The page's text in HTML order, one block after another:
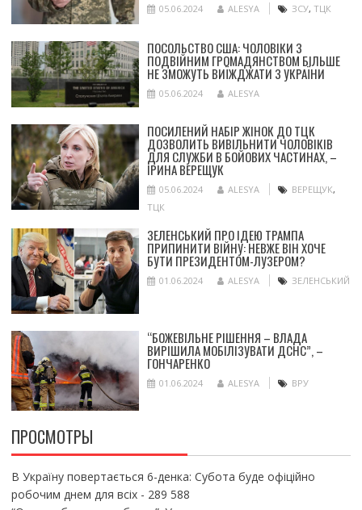
05.06.2024 ALESYA ЗСУ, ТЦК
ПОСОЛЬСТВО США: ЧОЛОВІКИ З
ПОДВІЙНИМ ГРОМАДЯНСТВОМ БІЛЬШЕ
НЕ ЗМОЖУТЬ ВИЇЖДЖАТИ З УКРАЇНИ
05.06.2024 ALESYA
ПОСИЛЕНИЙ НАБІР ЖІНОК ДО ТЦК
ДОЗВОЛИТЬ ВИВІЛЬНИТИ ЧОЛОВІКІВ
ДЛЯ СЛУЖБИ В БОЙОВИХ ЧАСТИНАХ, –
ІРИНА ВЕРЕЩУК
05.06.2024 ALESYA ВЕРЕЩУК,
ТЦК
ЗЕЛЕНСЬКИЙ ПРО ІДЕЮ ТРАМПА
ПРИПИНИТИ ВІЙНУ: НЕВЖЕ ВІН ХОЧЕ
БУТИ ПРЕЗИДЕНТОМ-ЛУЗЕРОМ?
01.06.2024 ALESYA ЗЕЛЕНСЬКИЙ
“БОЖЕВІЛЬНЕ РІШЕННЯ – ВЛАДА
ВИРІШИЛА МОБІЛІЗУВАТИ ДСНС”, –
ГОНЧАРЕНКО
01.06.2024 ALESYA ВРУ
ПРОСМОТРЫ
В Україну повертається 6-денка: Субота буде офіційно
робочим днем для всіх- 289 588